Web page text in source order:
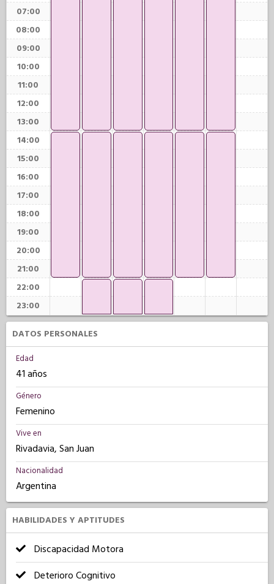
07:00
08:00
09:00
10:00
11:00
12:00
13:00
14:00
15:00
16:00
17:00
18:00
19:00
20:00
21:00
22:00
23:00
DATOS PERSONALES
Edad
41 años
Género
Femenino
Vive en
Rivadavia, San Juan
Nacionalidad
Argentina
HABILIDADES Y APTITUDES
Discapacidad Motora
Deterioro Cognitivo